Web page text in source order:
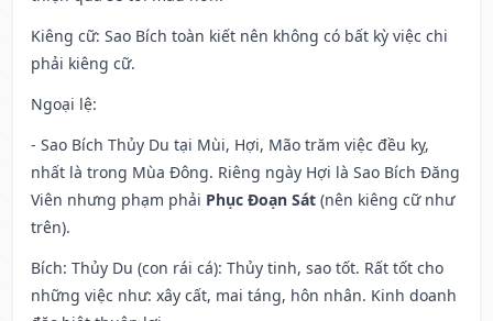
Kiêng cữ: Sao Bích toàn kiết nên không có bất kỳ việc chi
phải kiêng cữ.
Ngoại lệ:
- Sao Bích Thủy Du tại Mùi, Hợi, Mão trăm việc đều kỵ,
nhất là trong Mùa Đông. Riêng ngày Hợi là Sao Bích Đăng
Viên nhưng phạm phải Phục Đoạn Sát (nên kiêng cữ như
trên).
Bích: Thủy Du (con rái cá): Thủy tinh, sao tốt. Rất tốt cho
những việc như: xây cất, mai táng, hôn nhân. Kinh doanh